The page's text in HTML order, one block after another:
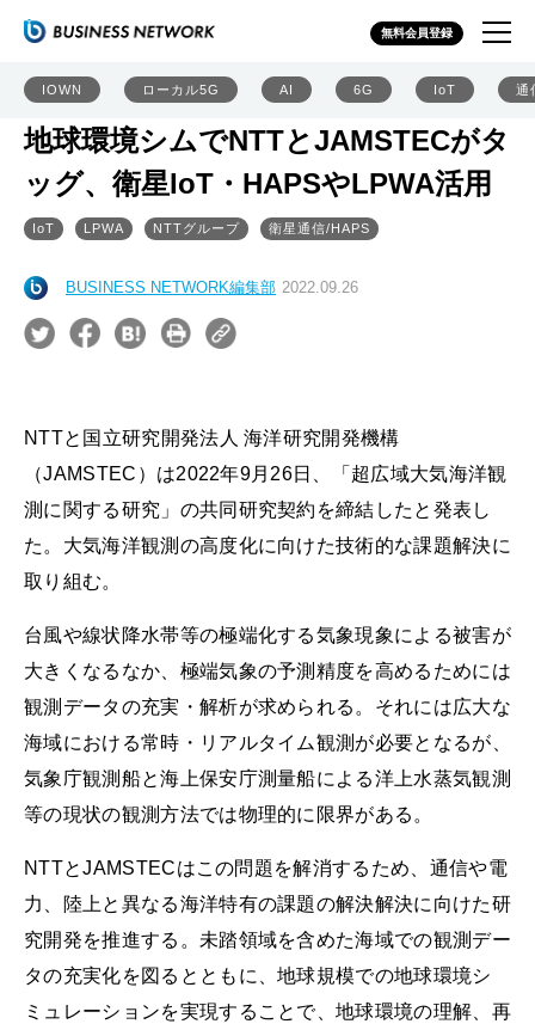
無料会員登録
IOWN ローカル5G AI 6G IoT 通
地球環境シムでNTTとJAMSTECがタ
ッグ、衛星IoT・HAPSやLPWA活用
IoT LPWA NTTグループ 衛星通信/HAPS
BUSINESS NETWORK編集部 2022.09.26
NTTと国立研究開発法人 海洋研究開発機構
（JAMSTEC）は2022年9月26日、「超広域大気海洋観
測に関する研究」の共同研究契約を締結したと発表し
た。大気海洋観測の高度化に向けた技術的な課題解決に
取り組む。
台風や線状降水帯等の極端化する気象現象による被害が
大きくなるなか、極端気象の予測精度を高めるためには
観測データの充実・解析が求められる。それには広大な
海域における常時・リアルタイム観測が必要となるが、
気象庁観測船と海上保安庁測量船による洋上水蒸気観測
等の現状の観測方法では物理的に限界がある。
NTTとJAMSTECはこの問題を解消するため、通信や電
力、陸上と異なる海洋特有の課題の解決解決に向けた研
究開発を推進する。未踏領域を含めた海域での観測デー
タの充実化を図るとともに、地球規模での地球環境シ
ミュレーションを実現することで、地球環境の理解、再